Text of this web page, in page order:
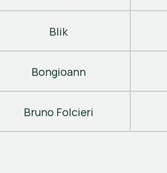
Blik
Bongioann
Bruno Folcieri